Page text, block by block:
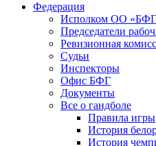
Федерация
Исполком ОО
Председатели
Ревизионная
Судьи
Инспекторы
Офис БФГ
Документы
Все о гандболе
Правила игры
История
История